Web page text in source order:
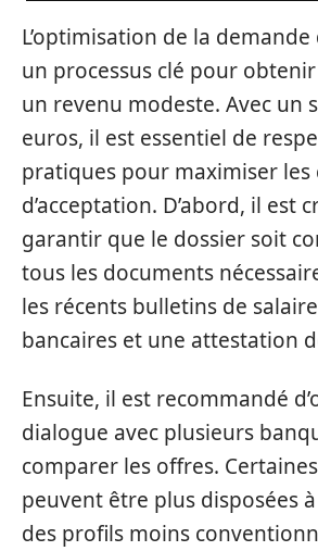
L’optimisation de la
un processus clé pour
un revenu modeste. Avec un
euros, il est essentiel de
pratiques pour maximiser les
d’acceptation. D’abord, il est
garantir que le dossier soit
tous les documents
les récents bulletins de
bancaires et une attestation
Ensuite, il est recommandé
dialogue avec plusieurs
comparer les offres.
peuvent être plus disposées
des profils moins